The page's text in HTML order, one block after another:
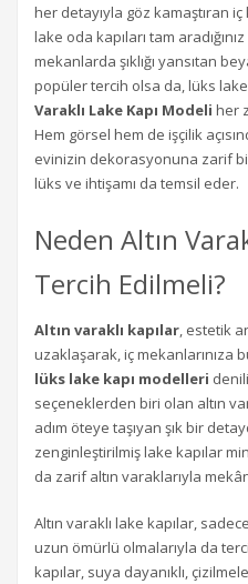
her detayıyla göz kamaştıran iç
lake oda kapıları tam
mekanlarda şıklığı yansıtan
popüler tercih olsa da, lüks
Varaklı Lake Kapı Modeli her
Hem görsel hem de işçilik
evinizin dekorasyonuna zarif
lüks ve ihtişamı da temsil eder.
Neden Altın
Tercih Edilmeli?
Altın varaklı kapılar, estetik
uzaklaşarak, iç mekanlarınıza
lüks lake kapı modelleri
seçeneklerden biri olan altın
adım öteye taşıyan şık bir
zenginleştirilmiş lake kapılar
da zarif altın varaklarıyla
Altın varaklı lake kapılar,
uzun ömürlü olmalarıyla da
kapılar, suya dayanıklı,